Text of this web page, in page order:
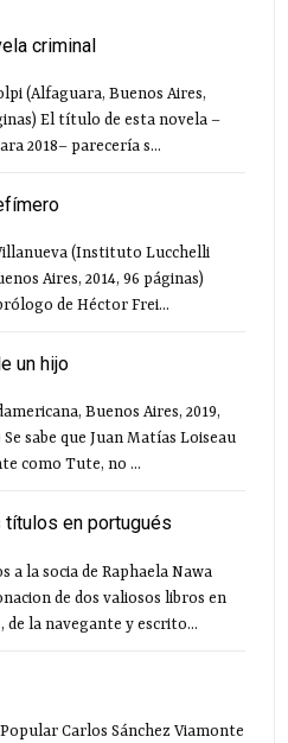
criminal
(Alfaguara, Buenos Aires,
El título de esta novela –
2018– parecería s...
(Instituto Lucchelli
Aires, 2014, 96 páginas)
de Héctor Frei...
un hijo
Buenos Aires, 2019,
Se sabe que Juan Matías Loiseau
como Tute, no ...
títulos en portugués
a la socia de Raphaela Nawa
de dos valiosos libros en
la navegante y escrito...
Carlos Sánchez Viamonte